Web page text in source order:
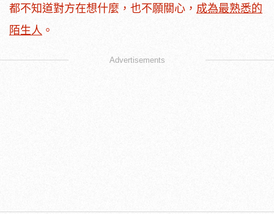
都不知道對方在想什麼，也不願關心， 成為最熟悉的
陌生人 。
Advertisements